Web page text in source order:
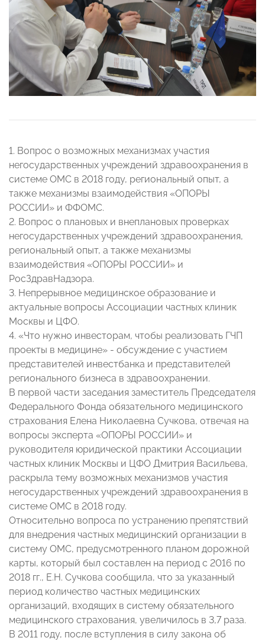
1. Вопрос о возможных механизмах участия
негосударственных учреждений здравоохранения в
системе ОМС в 2018 году, региональный опыт, а
также механизмы взаимодействия «ОПОРЫ
РОССИИ» и ФФОМС.
2. Вопрос о плановых и внеплановых проверках
негосударственных учреждений здравоохранения,
региональный опыт, а также механизмы
взаимодействия «ОПОРЫ РОССИИ» и
РосЗдравНадзора.
3. Непрерывное медицинское образование и
актуальные вопросы Ассоциации частных клиник
Москвы и ЦФО.
4. «Что нужно инвесторам, чтобы реализовать ГЧП
проекты в медицине» - обсуждение с участием
представителей инвестбанка и представителей
регионального бизнеса в здравоохранении.
В первой части заседания заместитель Председателя
Федерального Фонда обязательного медицинского
страхования Елена Николаевна Сучкова, отвечая на
вопросы эксперта «ОПОРЫ РОССИИ» и
руководителя юридической практики Ассоциации
частных клиник Москвы и ЦФО Дмитрия Васильева,
раскрыла тему возможных механизмов участия
негосударственных учреждений здравоохранения в
системе ОМС в 2018 году.
Относительно вопроса по устранению препятствий
для внедрения частных медицинский организации в
систему ОМС, предусмотренного планом дорожной
карты, который был составлен на период с 2016 по
2018 гг., Е.Н. Сучкова сообщила, что за указанный
период количество частных медицинских
организаций, входящих в систему обязательного
медицинского страхования, увеличилось в 3,7 раза.
В 2011 году, после вступления в силу закона об